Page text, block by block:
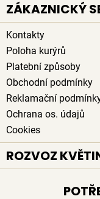
ZÁKAZNICKÝ
Kontakty
Poloha kurýrů
Platební způsoby
Obchodní podmínky
Reklamační
Ochrana os. údajů
Cookies
ROZVOZ
Rozvoz květin po celé